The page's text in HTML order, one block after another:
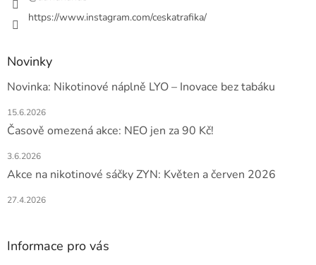
https://www.instagram.com/ceskatrafika/
Novinky
Novinka: Nikotinové náplně LYO – Inovace bez tabáku
15.6.2026
Časově omezená akce: NEO jen za 90 Kč!
3.6.2026
Akce na nikotinové sáčky ZYN: Květen a červen 2026
27.4.2026
Informace pro vás